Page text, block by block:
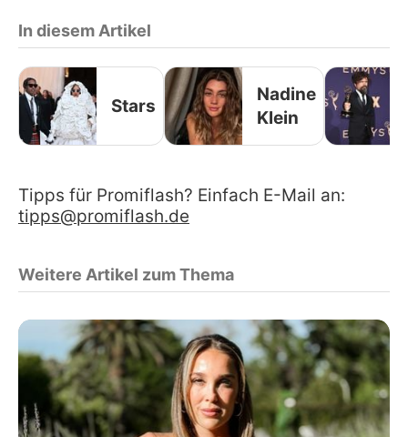
In diesem Artikel
Stars
Nadine
Klein
Tipps für Promiflash? Einfach E-Mail an:
tipps@promiflash.de
Weitere Artikel zum Thema